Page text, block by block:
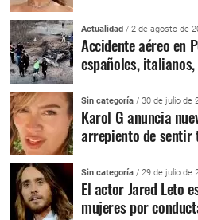
Actualidad / 2 de agosto de
Accidente aéreo en
españoles,
Sin categoría / 30 de julio de
Karol G anuncia
arrepiento de sentir
Sin categoría / 29 de julio de
El actor Jared Leto
mujeres por